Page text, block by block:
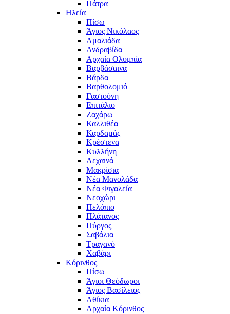
Πάτρα
Ηλεία
Πίσω
Άγιος Νικόλαος
Αμαλιάδα
Ανδραβίδα
Αρχαία Ολυμπία
Βαρβάσαινα
Βάρδα
Βαρθολομιό
Γαστούνη
Επιτάλιο
Ζαχάρω
Καλλιθέα
Καρδαμάς
Κρέστενα
Κυλλήνη
Λεχαινά
Μακρίσια
Νέα Μανολάδα
Νέα Φιγαλεία
Νεοχώρι
Πελόπιο
Πλάτανος
Πύργος
Σαβάλια
Τραγανό
Χαβάρι
Κόρινθος
Πίσω
Άγιοι Θεόδωροι
Άγιος Βασίλειος
Αθίκια
Αρχαία Κόρινθος